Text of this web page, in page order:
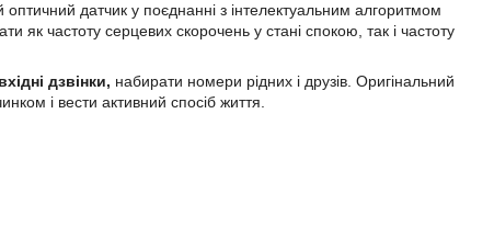
датчик у поєднанні з інтелектуальним алгоритмом
як частоту серцевих скорочень у стані спокою, так і частоту
дзвінки, набирати номери рідних і друзів. Оригінальний
і вести активний спосіб життя.